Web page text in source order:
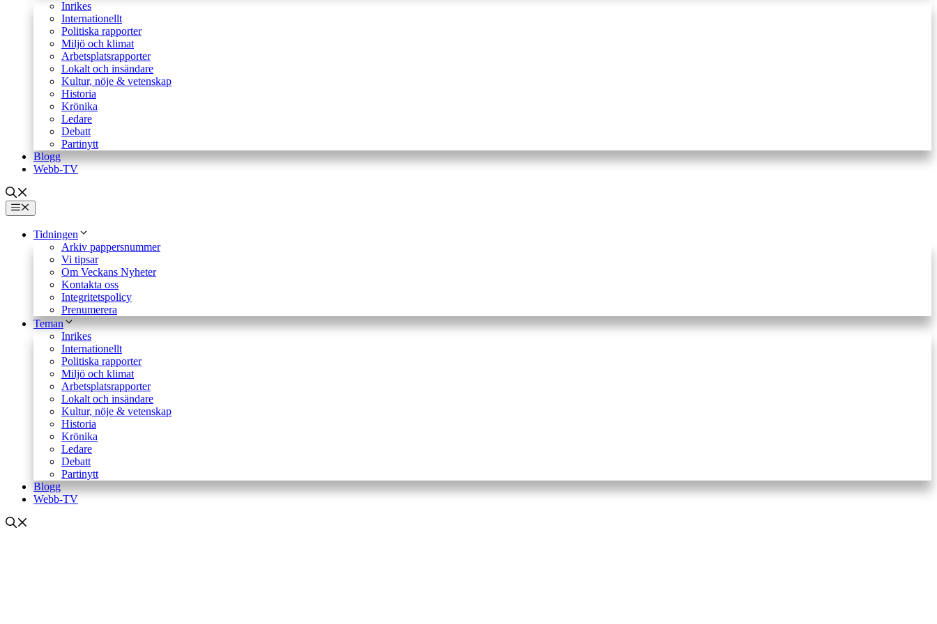
Inrikes
Internationellt
Politiska rapporter
Miljö och klimat
Arbetsplatsrapporter
Lokalt och insändare
Kultur, nöje & vetenskap
Historia
Krönika
Ledare
Debatt
Partinytt
Blogg
Webb-TV
Meny
Tidningen
Arkiv pappersnummer
Vi tipsar
Om Veckans Nyheter
Kontakta oss
Integritetspolicy
Prenumerera
Teman
Inrikes
Internationellt
Politiska rapporter
Miljö och klimat
Arbetsplatsrapporter
Lokalt och insändare
Kultur, nöje & vetenskap
Historia
Krönika
Ledare
Debatt
Partinytt
Blogg
Webb-TV